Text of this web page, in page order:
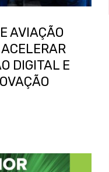
AVIAÇÃO
DIGITAL E